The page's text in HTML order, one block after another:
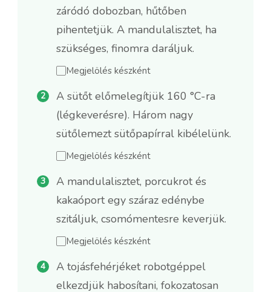
záródó dobozban, hűtőben
pihentetjük. A mandulalisztet, ha
szükséges, finomra daráljuk.
Megjelölés készként
A sütőt előmelegítjük 160 °C-ra
(légkeverésre). Három nagy
sütőlemezt sütőpapírral kibélelünk.
Megjelölés készként
A mandulalisztet, porcukrot és
kakaóport egy száraz edénybe
szitáljuk, csomómentesre keverjük.
Megjelölés készként
A tojásfehérjéket robotgéppel
elkezdjük habosítani, fokozatosan